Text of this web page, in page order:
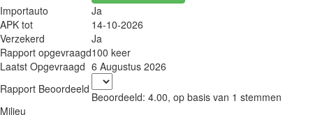
Importauto
Ja
APK tot
14-10-2026
Verzekerd
Ja
Rapport opgevraagd100 keer
Laatst Opgevraagd 6 Augustus 2026
Rapport Beoordeeld
Beoordeeld: 4.00, op basis van 1 stemmen
Milieu